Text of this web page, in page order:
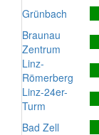
Grünbach
Braunau
Zentrum
Linz-
Römerberg
Linz-24er-
Turm
Bad Zell